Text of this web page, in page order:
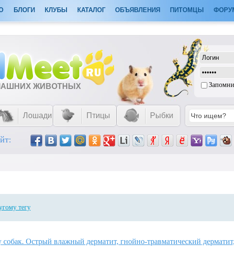
БЛОГИ КЛУБЫ КАТАЛОГ ОБЪЯВЛЕНИЯ ПИТОМЦЫ
ЖИВОТНЫХ
Лошади Птицы Рыбки
тегу
собак. Острый влажный дерматит, гнойно-травматический